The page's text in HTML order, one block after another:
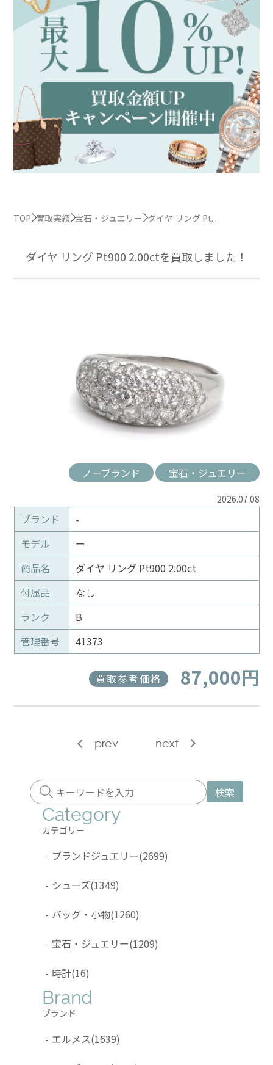
TOP 買取実績 宝石・ジュエリー ダイヤ リング Pt...
ダイヤ リング Pt900 2.00ctを買取しました！
ノーブランド 宝石・ジュエリー
2026.07.08
ブランド
-
モデル
ー
商品名
ダイヤ リング Pt900 2.00ct
付属品
なし
ランク
B
管理番号
41373
買取参考価格 87,000円
prev next
検索
Category
カテゴリー
- ブランドジュエリー(2699)
- シューズ(1349)
- バッグ・小物(1260)
- 宝石・ジュエリー(1209)
- 時計(16)
Brand
ブランド
- エルメス(1639)